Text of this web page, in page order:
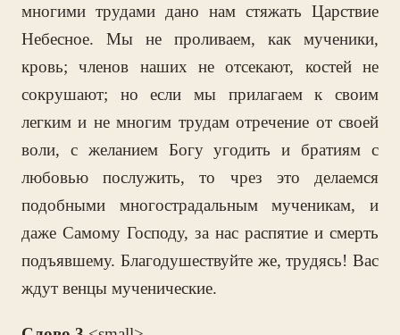
многими трудами дано нам стяжать Царствие
Небесное. Мы не проливаем, как мученики,
кровь; членов наших не отсекают, костей не
сокрушают; но если мы прилагаем к своим
легким и не многим трудам отречение от своей
воли, с желанием Богу угодить и братиям с
любовью послужить, то чрез это делаемся
подобными многострадальным мученикам, и
даже Самому Господу, за нас распятие и смерть
подъявшему. Благодушествуйте же, трудясь! Вас
ждут венцы мученические.